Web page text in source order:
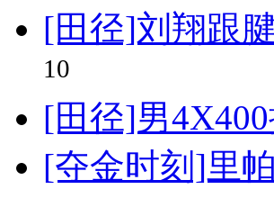
[田径]刘翔跟
10
[田径]男
[夺金时刻]里